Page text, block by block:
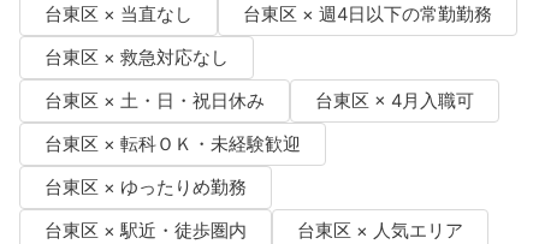
台東区 × 当直なし
台東区 × 週4日以下の常勤勤務
台東区 × 救急対応なし
台東区 × 土・日・祝日休み
台東区 × 4月入職可
台東区 × 転科ＯＫ・未経験歓迎
台東区 × ゆったりめ勤務
台東区 × 駅近・徒歩圏内
台東区 × 人気エリア